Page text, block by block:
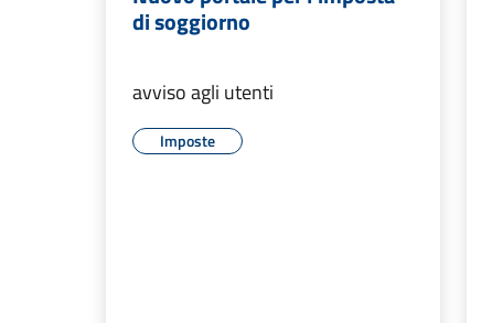
di soggiorno
avviso agli utenti
Imposte